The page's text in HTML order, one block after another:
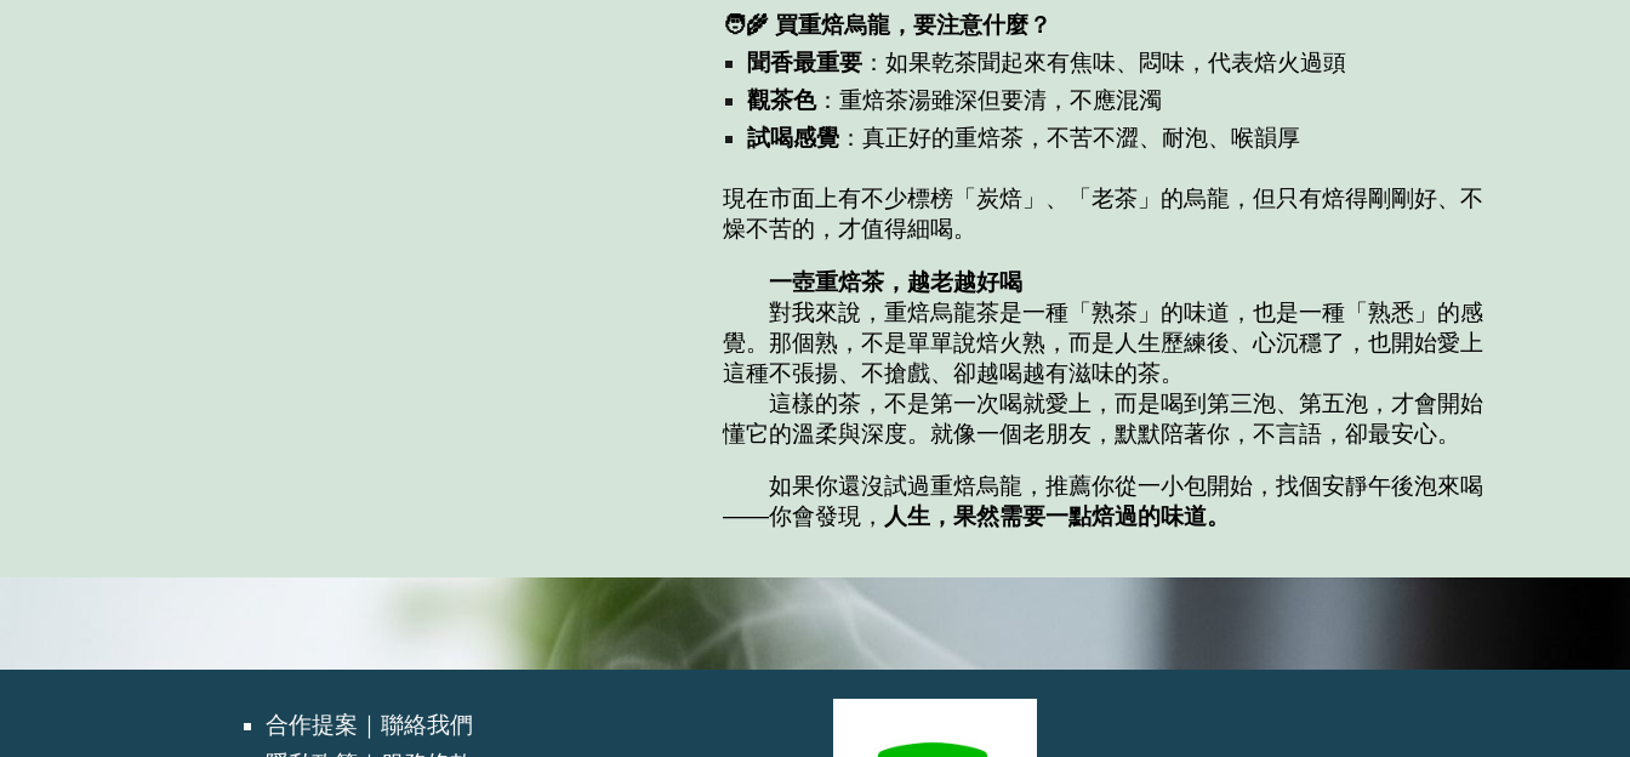
🧑‍🌾 買重焙烏龍，要注意什麼？
聞香最重要 ：如果乾茶聞起來有焦味、悶味，代表焙火過頭
觀茶色：重焙茶湯雖深但要清，不應混濁
試喝感覺 ：真正好的重焙茶，不苦不澀、耐泡、喉韻厚
現在市面上有不少標榜「炭焙」、「老茶」的烏龍，但只有焙得剛剛好、不
燥不苦的，才值得細喝。
一壺重焙茶，越老越好喝
對我來說，重焙烏龍茶是一種「熟茶」的味道，也是一種「熟悉」的感
覺。那個熟，不是單單說焙火熟，而是人生歷練後、心沉穩了，也開始愛上
這種不張揚、不搶戲、卻越喝越有滋味的茶。
這樣的茶，不是第一次喝就愛上，而是喝到第三泡、第五泡，才會開始
懂它的溫柔與深度。就像一個老朋友，默默陪著你，不言語，卻最安心。
如果你還沒試過重焙烏龍，推薦你從一小包開始，找個安靜午後泡來喝
——你會發現， 人生，果然需要一點焙過的味道。
合作提案｜聯絡我們